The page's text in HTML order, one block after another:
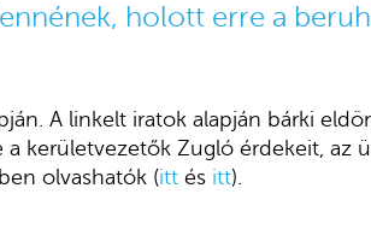
holott erre a
A linkelt iratok alapján bárki
kerületvezetők Zugló érdekeit, az
olvashatók (itt és itt).